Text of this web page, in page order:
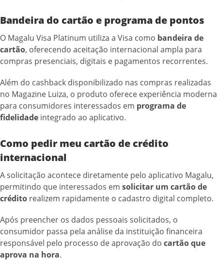
Bandeira do cartão e programa de pontos
O Magalu Visa Platinum utiliza a Visa como bandeira de
cartão, oferecendo aceitação internacional ampla para
compras presenciais, digitais e pagamentos recorrentes.
Além do cashback disponibilizado nas compras realizadas
no Magazine Luiza, o produto oferece experiência moderna
para consumidores interessados em programa de
fidelidade integrado ao aplicativo.
Como pedir meu cartão de crédito
internacional
A solicitação acontece diretamente pelo aplicativo Magalu,
permitindo que interessados em solicitar um cartão de
crédito realizem rapidamente o cadastro digital completo.
Após preencher os dados pessoais solicitados, o
consumidor passa pela análise da instituição financeira
responsável pelo processo de aprovação do cartão que
aprova na hora.